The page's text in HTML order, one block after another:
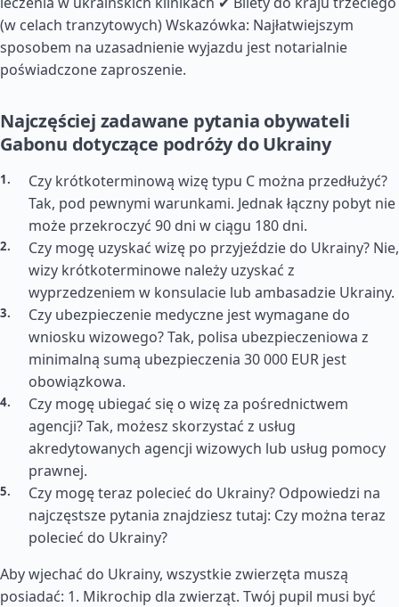
(w celach tranzytowych) Wskazówka: Najłatwiejszym
sposobem na uzasadnienie wyjazdu jest notarialnie
poświadczone zaproszenie.
Najczęściej zadawane pytania obywateli
Gabonu dotyczące podróży do Ukrainy
Czy krótkoterminową wizę typu C można przedłużyć?
Tak, pod pewnymi warunkami. Jednak łączny pobyt nie
może przekroczyć 90 dni w ciągu 180 dni.
Czy mogę uzyskać wizę po przyjeździe do Ukrainy? Nie,
wizy krótkoterminowe należy uzyskać z
wyprzedzeniem w konsulacie lub ambasadzie Ukrainy.
Czy ubezpieczenie medyczne jest wymagane do
wniosku wizowego? Tak, polisa ubezpieczeniowa z
minimalną sumą ubezpieczenia 30 000 EUR jest
obowiązkowa.
Czy mogę ubiegać się o wizę za pośrednictwem
agencji? Tak, możesz skorzystać z usług
akredytowanych agencji wizowych lub usług pomocy
prawnej.
Czy mogę teraz polecieć do Ukrainy? Odpowiedzi na
najczęstsze pytania znajdziesz tutaj: Czy można teraz
polecieć do Ukrainy?
Aby wjechać do Ukrainy, wszystkie zwierzęta muszą
posiadać: 1. Mikrochip dla zwierząt. Twój pupil musi być